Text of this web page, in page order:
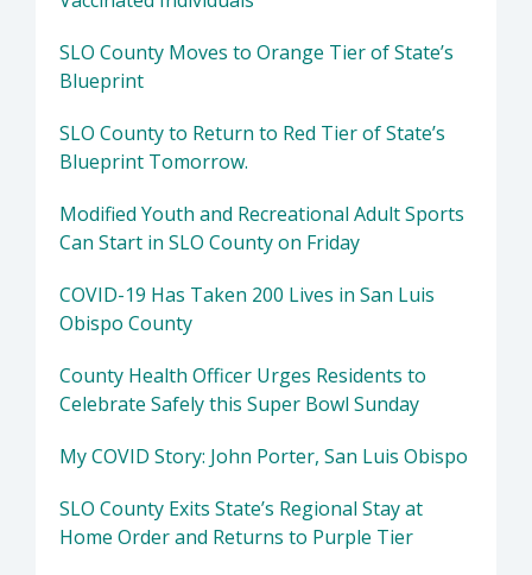
SLO County Moves to Orange Tier of State’s
Blueprint
SLO County to Return to Red Tier of State’s
Blueprint Tomorrow.
Modified Youth and Recreational Adult Sports
Can Start in SLO County on Friday
COVID-19 Has Taken 200 Lives in San Luis
Obispo County
County Health Officer Urges Residents to
Celebrate Safely this Super Bowl Sunday
My COVID Story: John Porter, San Luis Obispo
SLO County Exits State’s Regional Stay at
Home Order and Returns to Purple Tier